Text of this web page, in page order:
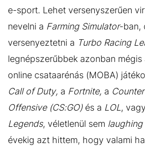
e-sport. Lehet versenyszerűen
nevelni a Farming Simulator-ban,
versenyeztetni a Turbo Racing
legnépszerűbbek azonban
online csataarénás (MOBA)
Call of Duty, a Fortnite, a
Offensive (CS:GO)és a LOL ,
Legends, véletlenül sem
évekig azt hittem, hogy valami